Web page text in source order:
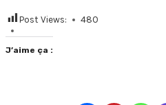
Post Views: 480
J’aime ça :